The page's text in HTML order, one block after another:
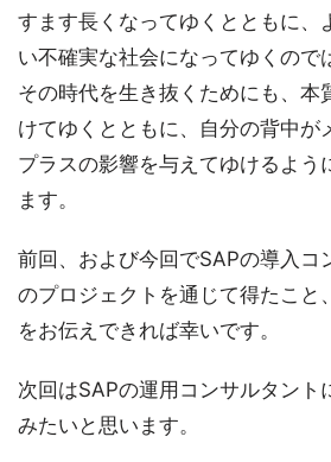
すます長くなってゆくとともに、
い不確実な社会になってゆくので
その時代を生き抜くためにも、本
けてゆくとともに、自分の背中が
プラスの影響を与えてゆけるよう
ます。
前回、および今回でSAPの導入コ
のプロジェクトを通じて得たこと
をお伝えできれば幸いです。
次回はSAPの運用コンサルタント
みたいと思います。